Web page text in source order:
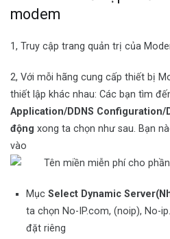
modem
1, Truy cập trang quản trị của
2, Với mỗi hãng cung cấp thiết bị
thiết lập khác nhau: Các bạn tìm
Application/DDNS Configuration/
động xong ta chọn như sau. Bạn
vào
MụcSelect Dynamic
ta chọn No-IP.com, (noip), No-
đặt riêng